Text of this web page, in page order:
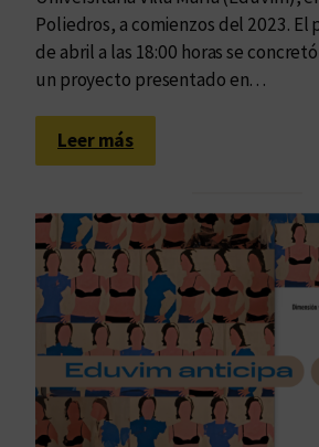
r
g
e
Poliedros, a comienzos del 2023. El
de abril a las 18:00 horas se
un proyecto presentado en…
Leer más:
U
l
i
b
r
o
d
e
E